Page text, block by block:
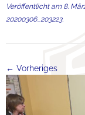
Veröffentlicht am 8.
20200306_203223.
← Vorheriges